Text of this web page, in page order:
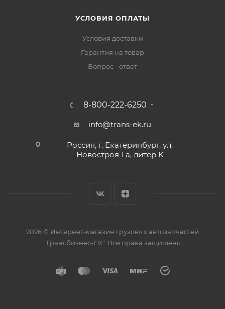
УСЛОВИЯ ОПЛАТЫ
Условия доставки
Гарантия на товар
Вопрос - ответ
8-800-222-6250
info@trans-ek.ru
Россия, г. Екатеринбург, ул.
Новостроя 1 а, литер К
2026 © Интернет-магазин грузовых автозапчастей
"Трансбизнес-ЕК" . Все права защищены